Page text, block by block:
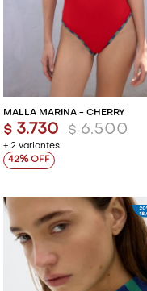
MALLA MARINA - CHERRY
+ 2 variantes
$ 3.730 $ 6.500
42